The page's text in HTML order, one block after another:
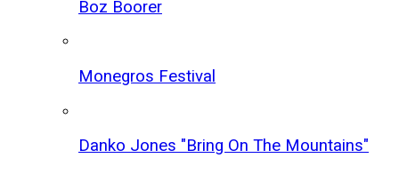
Boz Boorer
Monegros Festival
Danko Jones "Bring On The Mountains"